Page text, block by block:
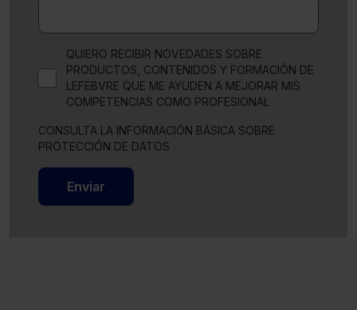
QUIERO RECIBIR NOVEDADES SOBRE
PRODUCTOS, CONTENIDOS Y FORMACIÓN DE
LEFEBVRE QUE ME AYUDEN A MEJORAR MIS
COMPETENCIAS COMO PROFESIONAL
CONSULTA LA INFORMACIÓN BÁSICA SOBRE
PROTECCIÓN DE DATOS
Enviar